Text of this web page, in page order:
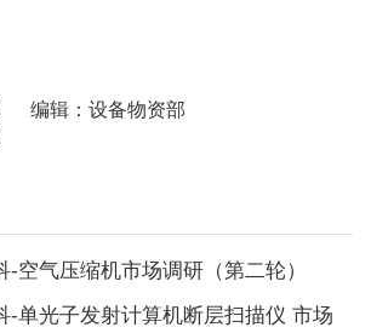
编辑：设备物资部
空气压缩机市场调研（第二轮）
-单光子发射计算机断层扫描仪 市场